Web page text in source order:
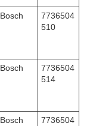
Bosch
7736504
510
Bosch
7736504
514
Bosch
7736504